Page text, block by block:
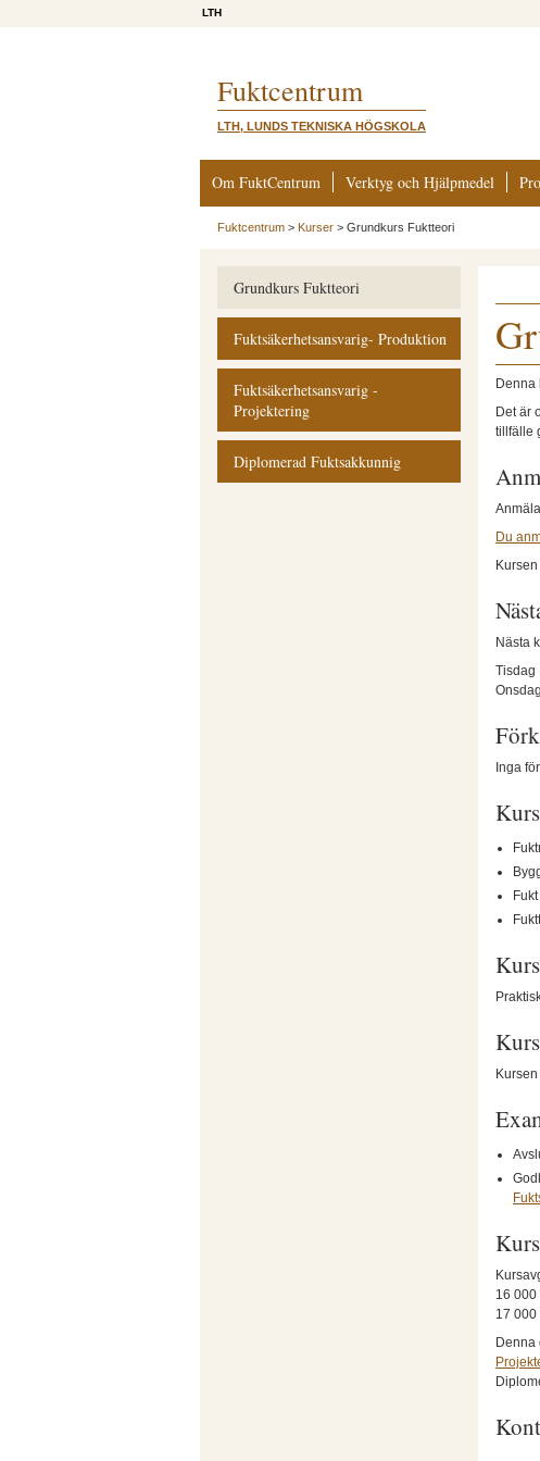
LTH
Fuktcentrum
LTH, LUNDS TEKNISKA HÖGSKOLA
Om FuktCentrum Verktyg och Hjälpmedel
Fuktcentrum > Kurser > Grundkurs Fuktteori
Grundkurs Fuktteori
Fuktsäkerhetsansvarig- Produktion
Fuktsäkerhetsansvarig -
Projektering
Diplomerad Fuktsakkunnig
Denna
Det är
tillfälle
Du
Nästa
Tisdag
Inga
16 000
17 000
Denna